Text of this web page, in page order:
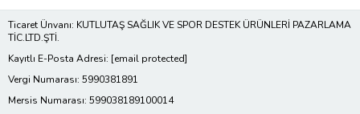
Ticaret Ünvanı: KUTLUTAŞ SAĞLIK VE SPOR DESTEK ÜRÜNLERİ PAZARLAMA
TİC.LTD.ŞTİ.
Kayıtlı E-Posta Adresi: [email protected]
Vergi Numarası: 5990381891
Mersis Numarası: 599038189100014